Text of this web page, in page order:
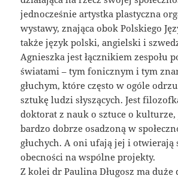
jednocześnie artystka plastyczna
wystawy, znająca obok Polskiego
także język polski, angielski i
Agnieszka jest łącznikiem zespołu
światami – tym fonicznym i tym
głuchym, które często w ogóle
sztukę ludzi słyszących. Jest
doktorat z nauk o sztuce o kulturze,
bardzo dobrze osadzoną w
głuchych. A oni ufają jej i otwierają
obecności na wspólne projekty.
Z kolei dr Paulina Długosz ma duże